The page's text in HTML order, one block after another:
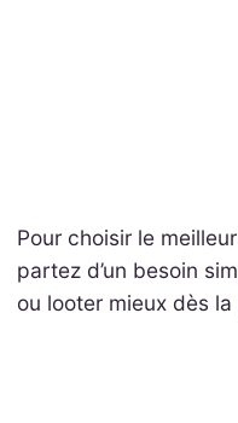
Pour choisir le
partez d’un besoin
ou looter mieux dès